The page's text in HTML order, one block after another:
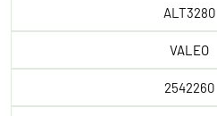
ALT3280
VALEO
2542260